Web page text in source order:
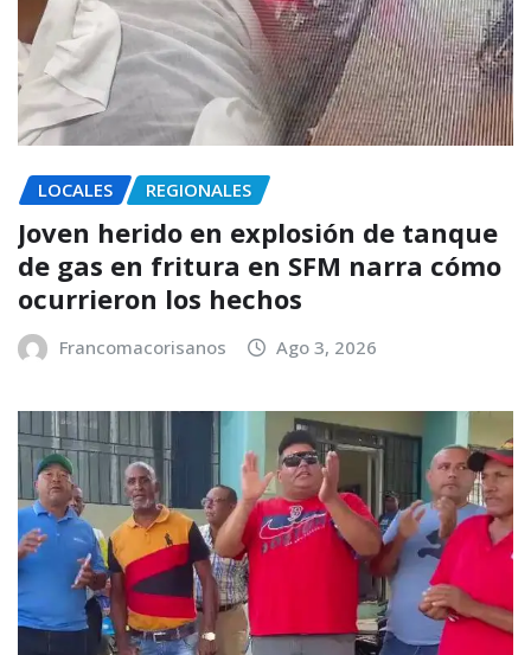
LOCALES REGIONALES
Joven herido en explosión de tanque
de gas en fritura en SFM narra cómo
ocurrieron los hechos
Francomacorisanos Ago 3, 2026